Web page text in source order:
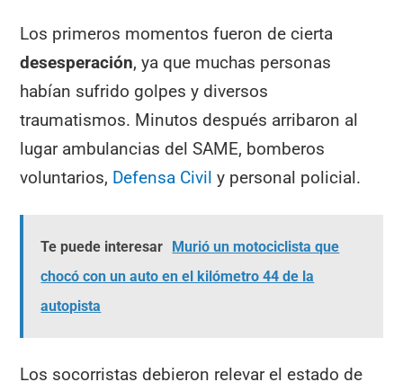
Los primeros momentos fueron de cierta
desesperación, ya que muchas personas
habían sufrido golpes y diversos
traumatismos. Minutos después arribaron al
lugar ambulancias del SAME, bomberos
voluntarios, Defensa Civily personal policial.
Te puede interesar Murió un motociclista que
chocó con un auto en el kilómetro 44 de la
autopista
Los socorristas debieron relevar el estado de